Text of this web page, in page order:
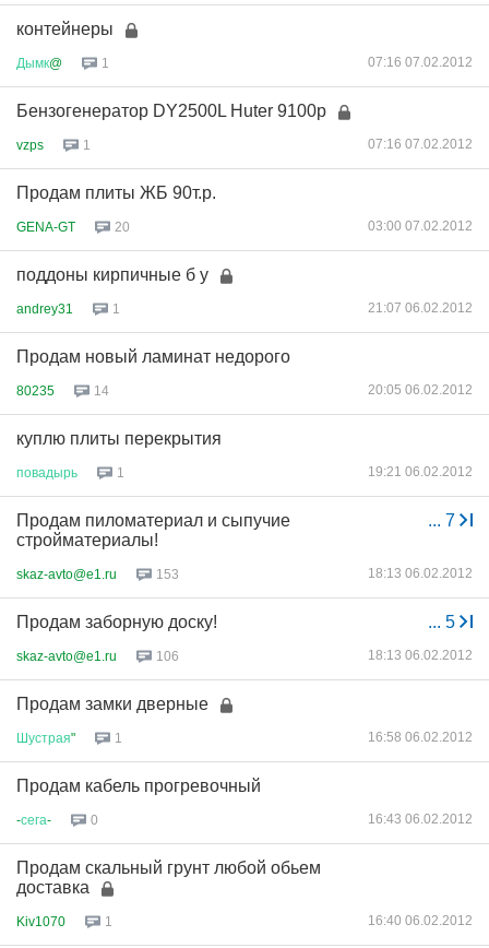
контейнеры
Дымк@ 1 07:16 07.02.2012
Бензогенератор DY2500L Huter 9100р
vzps 1 07:16 07.02.2012
Продам плиты ЖБ 90т.р.
GENA-GT 20 03:00 07.02.2012
поддоны кирпичные б у
andrey31 1 21:07 06.02.2012
Продам новый ламинат недорого
80235 14 20:05 06.02.2012
куплю плиты перекрытия
повадырь 1 19:21 06.02.2012
... 7
Продам пиломатериал и сыпучие
стройматериалы!
skaz-avto@e1.ru 153 18:13 06.02.2012
... 5
Продам заборную доску!
skaz-avto@e1.ru 106 18:13 06.02.2012
Продам замки дверные
Шустрая" 1 16:58 06.02.2012
Продам кабель прогревочный
-сега- 0 16:43 06.02.2012
Продам скальный грунт любой обьем
доставка
Kiv1070 1 16:40 06.02.2012